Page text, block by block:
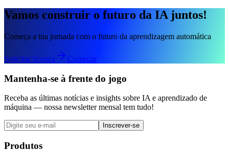
Vamos construir o futuro da IA juntos!
Começa a tua jornada com o futuro da aprendizagem automática
Solicitar licença Começar
Mantenha-se à frente do jogo
Receba as últimas notícias e insights sobre IA e aprendizado de
máquina — nossa newsletter mensal tem tudo!
Inscrever-se
Produtos